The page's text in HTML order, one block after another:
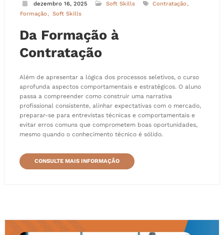
dezembro 16, 2025 Soft Skills
Contratação
Formação
Soft Skills
Da Formação à
Contratação
Além de apresentar a lógica dos processos seletivos, o curso
aprofunda aspectos comportamentais e estratégicos. O aluno
passa a compreender como construir uma narrativa
profissional consistente, alinhar expectativas com o mercado,
preparar-se para entrevistas técnicas e comportamentais e
evitar erros comuns que comprometem boas oportunidades,
mesmo quando o conhecimento técnico é sólido.
CONSULTE MAIS INFORMAÇÃO